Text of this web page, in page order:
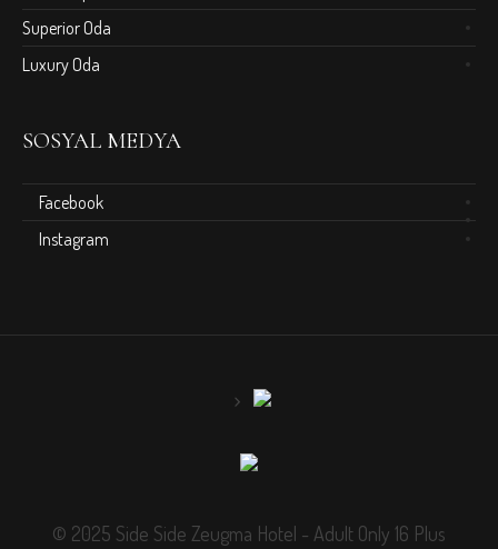
Superior Oda
Luxury Oda
SOSYAL MEDYA
Facebook
Instagram
© 2025 Side Side Zeugma Hotel - Adult Only 16 Plus